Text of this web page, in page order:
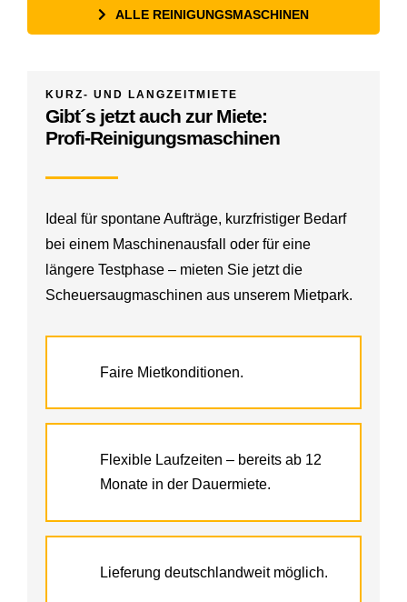
ALLE REINIGUNGSMASCHINEN
KURZ- UND LANGZEITMIETE
Gibt´s jetzt auch zur Miete:
Profi-Reinigungsmaschinen
Ideal für spontane Aufträge, kurzfristiger Bedarf
bei einem Maschinenausfall oder für eine
längere Testphase – mieten Sie jetzt die
Scheuersaugmaschinen aus unserem Mietpark.
Faire Mietkonditionen.
Flexible Laufzeiten – bereits ab 12
Monate in der Dauermiete.
Lieferung deutschlandweit möglich.